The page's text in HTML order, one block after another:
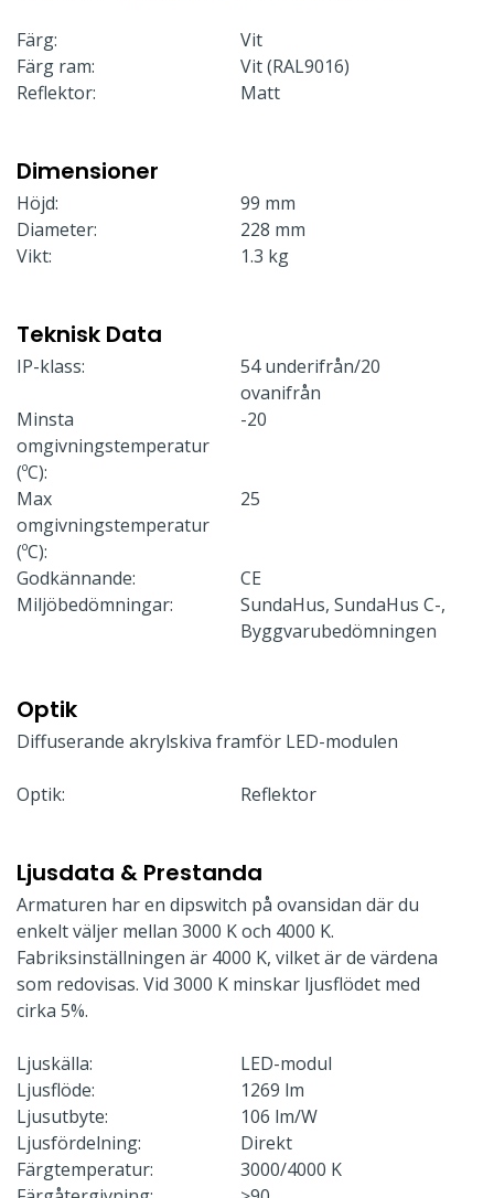
Färg:
Vit
Färg ram:
Vit (RAL9016)
Reflektor:
Matt
Dimensioner
Höjd:
99 mm
Diameter:
228 mm
Vikt:
1.3 kg
Teknisk Data
IP-klass:
54 underifrån/20
ovanifrån
Minsta
omgivningstemperatur
(ºC):
-20
Max
omgivningstemperatur
(ºC):
25
Godkännande:
CE
Miljöbedömningar:
SundaHus, SundaHus C-,
Byggvarubedömningen
Optik
Diffuserande akrylskiva framför LED-modulen
Optik: Reflektor
Ljusdata & Prestanda
Armaturen har en dipswitch på ovansidan där du
enkelt väljer mellan 3000 K och 4000 K.
Fabriksinställningen är 4000 K, vilket är de värdena
som redovisas. Vid 3000 K minskar ljusflödet med
cirka 5%.
Ljuskälla:
LED-modul
Ljusflöde:
1269 lm
Ljusutbyte:
106 lm/W
Ljusfördelning:
Direkt
Färgtemperatur:
3000/4000 K